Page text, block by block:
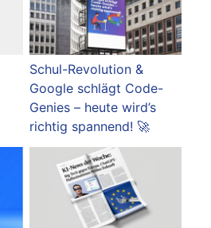
Schul-Revolution &
Google schlägt Code-
Genies – heute wird’s
richtig spannend! 🚀